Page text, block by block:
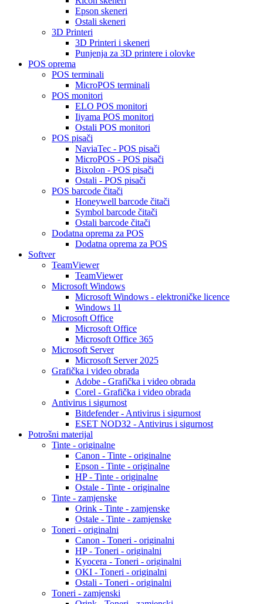
Epson skeneri
Ostali skeneri
3D Printeri
3D Printeri i skeneri
Punjenja za 3D printere i olovke
POS oprema
POS terminali
MicroPOS terminali
POS monitori
ELO POS monitori
Iiyama POS monitori
Ostali POS monitori
POS pisači
NaviaTec - POS pisači
MicroPOS - POS pisači
Bixolon - POS pisači
Ostali - POS pisači
POS barcode čitači
Honeywell barcode čitači
Symbol barcode čitači
Ostali barcode čitači
Dodatna oprema za POS
Dodatna oprema za POS
Softver
TeamViewer
TeamViewer
Microsoft Windows
Microsoft Windows - elektroničke licence
Windows 11
Microsoft Office
Microsoft Office
Microsoft Office 365
Microsoft Server
Microsoft Server 2025
Grafička i video obrada
Adobe - Grafička i video obrada
Corel - Grafička i video obrada
Antivirus i sigurnost
Bitdefender - Antivirus i sigurnost
ESET NOD32 - Antivirus i sigurnost
Potrošni materijal
Tinte - originalne
Canon - Tinte - originalne
Epson - Tinte - originalne
HP - Tinte - originalne
Ostale - Tinte - originalne
Tinte - zamjenske
Orink - Tinte - zamjenske
Ostale - Tinte - zamjenske
Toneri - originalni
Canon - Toneri - originalni
HP - Toneri - originalni
Kyocera - Toneri - originalni
OKI - Toneri - originalni
Ostali - Toneri - originalni
Toneri - zamjenski